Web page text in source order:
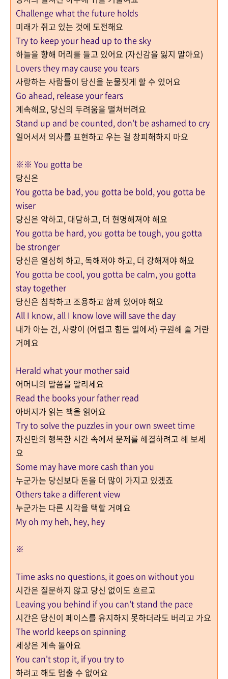
Challenge what the future holds
미래가 쥐고 있는 것에 도전해요
Try to keep your head up to the sky
하늘을 향해 머리를 들고 있어요 (자신감을 잃지 말아요)
Lovers they may cause you tears
사랑하는 사람들이 당신을 눈물짓게 할 수 있어요
Go ahead, release your fears
계속해요, 당신의 두려움을 떨쳐버려요
Stand up and be counted, don't be ashamed to cry
일어서서 의사를 표현하고 우는 걸 창피해하지 마요
※※ You gotta be
당신은
You gotta be bad, you gotta be bold, you gotta be
wiser
당신은 악하고, 대담하고, 더 현명해져야 해요
You gotta be hard, you gotta be tough, you gotta
be stronger
당신은 열심히 하고, 독해져야 하고, 더 강해져야 해요
You gotta be cool, you gotta be calm, you gotta
stay together
당신은 침착하고 조용하고 함께 있어야 해요
All I know, all I know love will save the day
내가 아는 건, 사랑이 (어렵고 힘든 일에서) 구원해 줄 거란
거예요
Herald what your mother said
어머니의 말씀을 알리세요
Read the books your father read
아버지가 읽는 책을 읽어요
Try to solve the puzzles in your own sweet time
자신만의 행복한 시간 속에서 문제를 해결하려고 해 보세
요
Some may have more cash than you
누군가는 당신보다 돈을 더 많이 가지고 있겠죠
Others take a different view
누군가는 다른 시각을 택할 거예요
My oh my heh, hey, hey
※
Time asks no questions, it goes on without you
시간은 질문하지 않고 당신 없이도 흐르고
Leaving you behind if you can't stand the pace
시간은 당신이 페이스를 유지하지 못하더라도 버리고 가요
The world keeps on spinning
세상은 계속 돌아요
You can't stop it, if you try to
하려고 해도 멈출 수 없어요